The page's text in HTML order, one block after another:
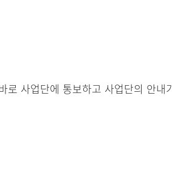
사업단에 통보하고 사업단의 안내